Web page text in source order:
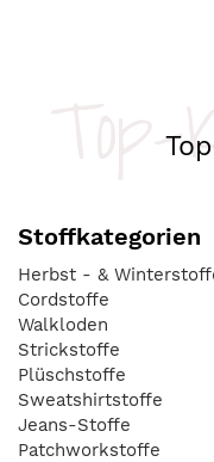
Stoffkategorien
Herbst - &
Cordstoffe
Walkloden
Strickstoffe
Plüschstoffe
Sweatshirtstoffe
Jeans-Stoffe
Patchworkstoffe